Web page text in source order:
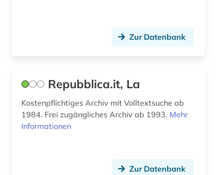
Zur Datenbank
Repubblica.it, La
Kostenpflichtiges Archiv mit Volltextsuche ab
1984. Frei zugängliches Archiv ab 1993. Mehr
Informationen
Zur Datenbank